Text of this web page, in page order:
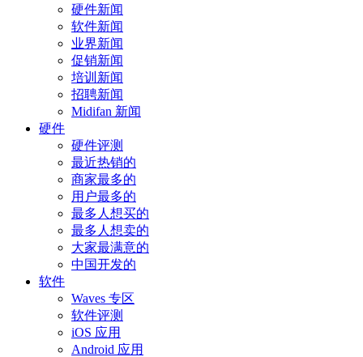
硬件新闻
软件新闻
业界新闻
促销新闻
培训新闻
招聘新闻
Midifan 新闻
硬件
硬件评测
最近热销的
商家最多的
用户最多的
最多人想买的
最多人想卖的
大家最满意的
中国开发的
软件
Waves 专区
软件评测
iOS 应用
Android 应用